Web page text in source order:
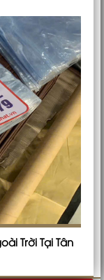
Trời Tại Tân